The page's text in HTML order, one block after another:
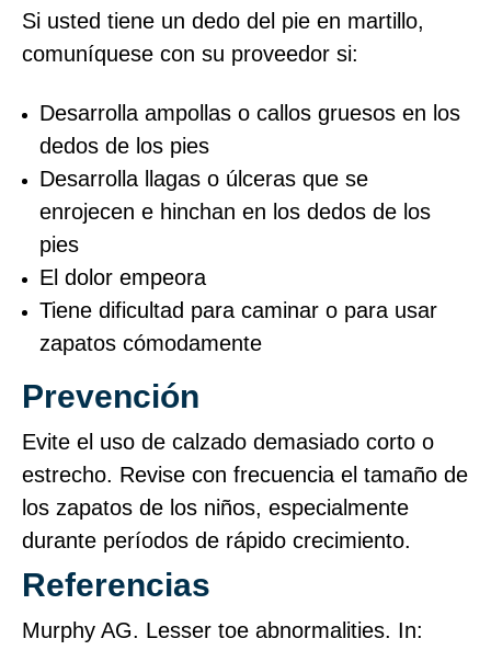
Si usted tiene un dedo del pie en martillo,
comuníquese con su proveedor si:
Desarrolla ampollas o callos gruesos en los
dedos de los pies
Desarrolla llagas o úlceras que se
enrojecen e hinchan en los dedos de los
pies
El dolor empeora
Tiene dificultad para caminar o para usar
zapatos cómodamente
Prevención
Evite el uso de calzado demasiado corto o
estrecho. Revise con frecuencia el tamaño de
los zapatos de los niños, especialmente
durante períodos de rápido crecimiento.
Referencias
Murphy AG. Lesser toe abnormalities. In: